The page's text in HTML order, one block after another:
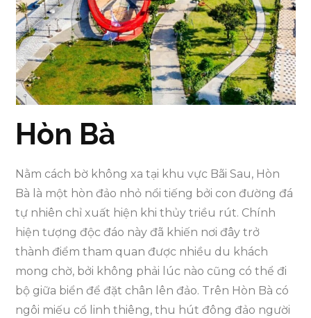
Hòn Bà
Nằm cách bờ không xa tại khu vực Bãi Sau, Hòn
Bà là một hòn đảo nhỏ nổi tiếng bởi con đường đá
tự nhiên chỉ xuất hiện khi thủy triều rút. Chính
hiện tượng độc đáo này đã khiến nơi đây trở
thành điểm tham quan được nhiều du khách
mong chờ, bởi không phải lúc nào cũng có thể đi
bộ giữa biển để đặt chân lên đảo. Trên Hòn Bà có
ngôi miếu cổ linh thiêng, thu hút đông đảo người